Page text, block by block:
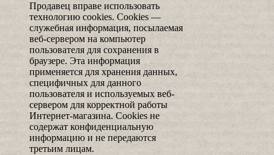
Продавец вправе использовать
технологию cookies. Cookies —
служебная информация, посылаемая
веб-сервером на компьютер
пользователя для сохранения в
браузере. Эта информация
применяется для хранения данных,
специфичных для данного
пользователя и используемых веб-
сервером для корректной работы
Интернет-магазина. Cookies не
содержат конфиденциальную
информацию и не передаются
третьим лицам.